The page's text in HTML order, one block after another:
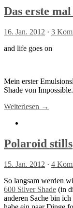
Das erste
16. Jan. 2012 · 3
and life goes on
Mein erster
Shade von Impossible.
Weiterlesen →
Polaroid stills
15. Jan. 2012 · 4
So langsam werden
600 Silver Shade (in
anderen Sache bin